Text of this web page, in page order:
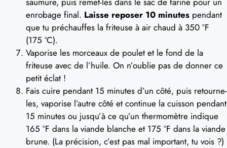
enrobage final. Laisse reposer 10 minutes pendant
que tu préchauffes la friteuse à air chaud à 350 °F
(175 °C).
Vaporise les morceaux de poulet et le fond de la
friteuse avec de l’huile. On n’oublie pas de donner ce
petit éclat !
Fais cuire pendant 15 minutes d’un côté, puis retourne-
les, vaporise l’autre côté et continue la cuisson pendant
15 minutes ou jusqu’à ce qu’un thermomètre indique
165 °F dans la viande blanche et 175 °F dans la viande
brune. (La précision, c’est pas mal important, tu vois ?)